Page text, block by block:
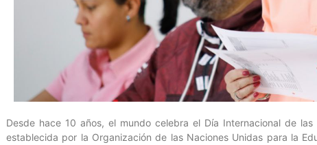
Desde hace 10 años, el mundo celebra el Día Internacional de
establecida por la Organización de las Naciones Unidas para la